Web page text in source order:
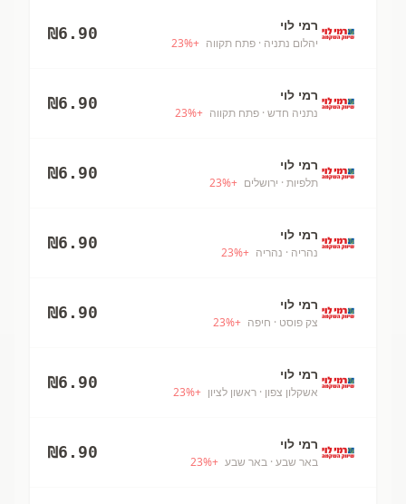
רמי לוי
יהלום נתניה · פתח תקווה +
23%
₪6.90
רמי לוי
נתניה חדש · פתח תקווה +
23%
₪6.90
רמי לוי
תלפיות · ירושלים +
23%
₪6.90
רמי לוי
נהריה · נהריה +
23%
₪6.90
רמי לוי
צק פוסט · חיפה +
23%
₪6.90
רמי לוי
אשקלון צפון · ראשון לציון +
23%
₪6.90
רמי לוי
באר שבע · באר שבע +
23%
₪6.90